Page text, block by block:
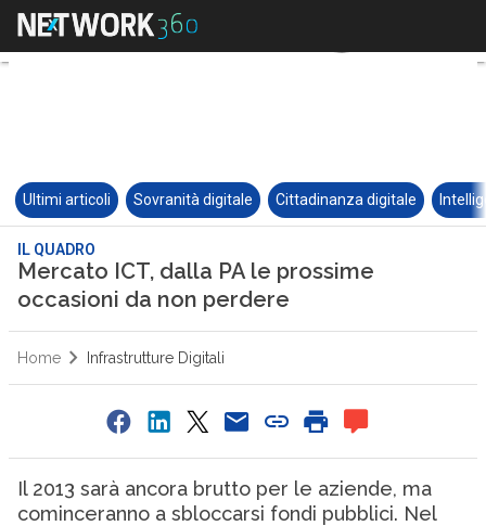
Ultimi articoli Sovranità digitale Cittadinanza digitale
IL QUADRO
Mercato ICT, dalla PA le prossime
occasioni da non perdere
Home Infrastrutture Digitali
Il 2013 sarà ancora brutto per le aziende, ma
cominceranno a sbloccarsi fondi pubblici. Nel